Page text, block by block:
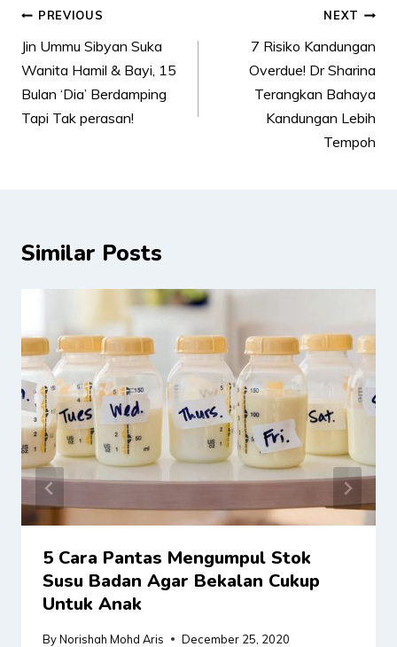
Post
navigation
PREVIOUS
Jin Ummu Sibyan Suka
Wanita Hamil & Bayi, 15
Bulan ‘Dia’ Berdamping
Tapi Tak perasan!
NEXT
7 Risiko Kandungan
Overdue! Dr Sharina
Terangkan Bahaya
Kandungan Lebih
Tempoh
Similar Posts
5 Cara Pantas Mengumpul Stok
Susu Badan Agar Bekalan Cukup
Untuk Anak
ByNorishah Mohd Aris December 25, 2020